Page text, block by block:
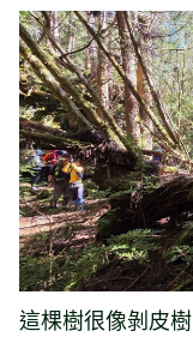
這棵樹很像剝皮樹